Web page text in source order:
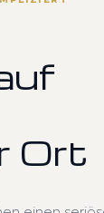
Ort